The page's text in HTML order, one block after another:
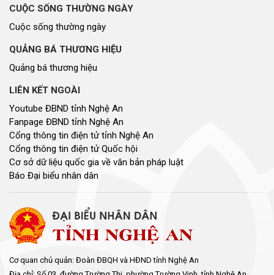
CUỘC SỐNG THƯỜNG NGÀY
Cuộc sống thường ngày
QUẢNG BÁ THƯƠNG HIỆU
Quảng bá thương hiệu
LIÊN KẾT NGOÀI
Youtube ĐBND tỉnh Nghệ An
Fanpage ĐBND tỉnh Nghệ An
Cổng thông tin điện tử tỉnh Nghệ An
Cổng thông tin điện tử Quốc hội
Cơ sở dữ liệu quốc gia về văn bản pháp luật
Báo Đại biểu nhân dân
Cơ quan chủ quản: Đoàn ĐBQH và HĐND tỉnh Nghệ An